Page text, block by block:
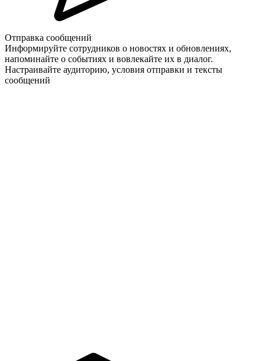
Отправка сообщений
Информируйте сотрудников о новостях и обновлениях,
напоминайте о событиях и вовлекайте их в диалог.
Настраивайте аудиторию, условия отправки и тексты
сообщений